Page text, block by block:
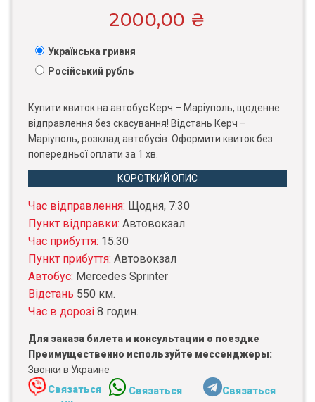
2000,00 ₴
Українська гривня
Російський рубль
Купити квиток на автобус Керч – Маріуполь, щоденне
відправлення без скасування! Відстань Керч –
Маріуполь, розклад автобусів. Оформити квиток без
попередньої оплати за 1 хв.
КОРОТКИЙ ОПИС
Час відправлення: Щодня, 7:30
Пункт відправки: Автовокзал
Час прибуття: 15:30
Пункт прибуття: Автовокзал
Автобус: Mercedes Sprinter
Відстань 550 км.
Час в дорозі 8 годин.
Для заказа билета и консультации о поездке
Преимущественно используйте мессенджеры:
Звонки в Украине
Связаться
Связаться
Связаться